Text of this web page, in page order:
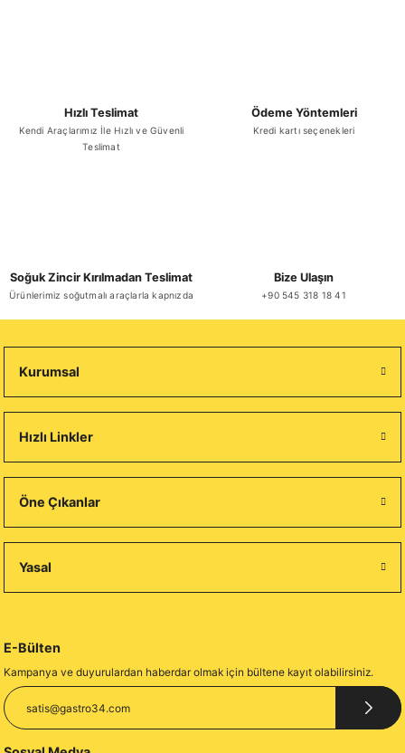
Hızlı Teslimat
Kendi Araçlarımız İle Hızlı ve Güvenli
Teslimat
Ödeme Yöntemleri
Kredi kartı seçenekleri
Soğuk Zincir Kırılmadan Teslimat
Ürünlerimiz soğutmalı araçlarla kapnızda
Bize Ulaşın
+90 545 318 18 41
Kurumsal
Hızlı Linkler
Öne Çıkanlar
Yasal
E-Bülten
Kampanya ve duyurulardan haberdar olmak için bültene kayıt olabilirsiniz.